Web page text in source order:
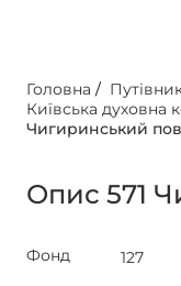
Головна /
Київська духовна
Чигиринський
Опис 571
Фонд
127